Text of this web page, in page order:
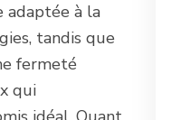
adaptée à la
tandis que
fermeté
qui